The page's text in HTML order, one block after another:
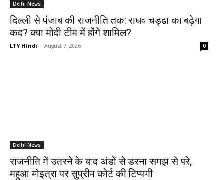
Delhi News
दिल्ली से पंजाब की राजनीति तक: राघव चड्ढा का बढ़ेगा
कद? क्या मोदी टीम में होंगे शामिल?
LTV Hindi - August 7, 2026 0
Delhi News
राजनीति में उतरने के बाद अंडों से डरना समझ से परे,
महुआ मोइत्रा पर सुप्रीम कोर्ट की टिप्पणी